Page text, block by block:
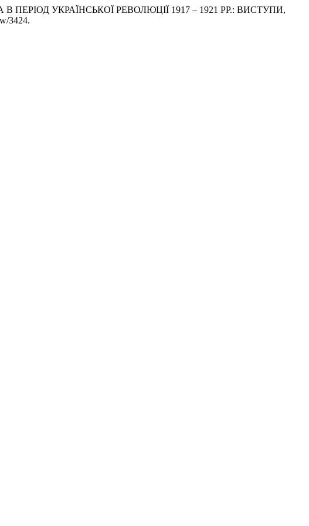
ПЕРІОД УКРАЇНСЬКОЇ РЕВОЛЮЦІЇ 1917 – 1921 РР.: ВИСТУПИ,
3424.